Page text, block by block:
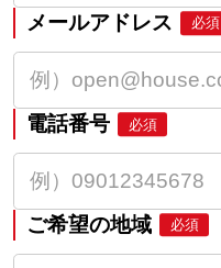
メールアドレス 必須
電話番号 必須
ご希望の地域 必須